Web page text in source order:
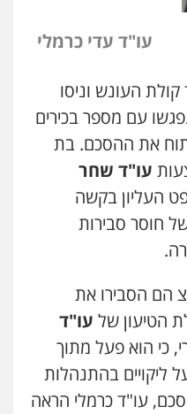
עו"ד עדי כרמלי
העונש וניסו
עם מספר בכירים
את ההסכם. בת
עו"ד שחר
העליון בקשה
חוסר סבירות
הם הסבירו את
הטיעון של עו"ד
כי הוא פעל מתוך
ליקויים בהתנהלות
עו"ד כרמלי הראה
שירותים מקצועיים לעורכי